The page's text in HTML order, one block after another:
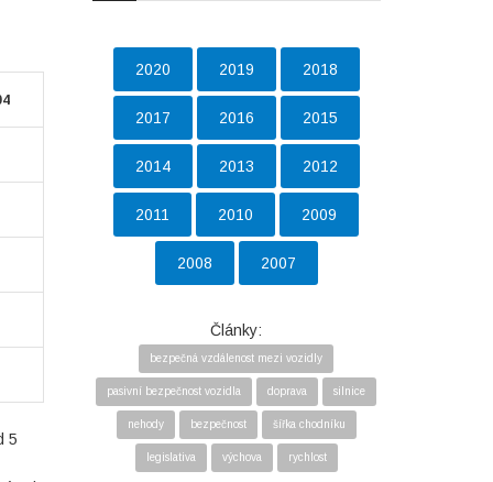
5
2020 2019 2018
2017 2016 2015
2014 2013 2012
2011 2010 2009
2008 2007
Články:
bezpečná vzdálenost mezi vozidly
pasivní bezpečnost vozidla doprava silnice
nehody bezpečnost šířka chodníku
legislativa výchova rychlost